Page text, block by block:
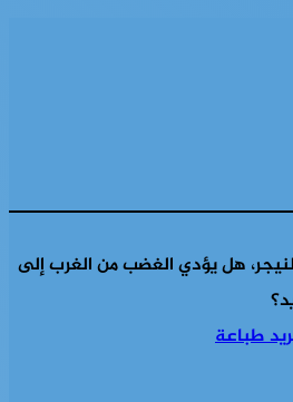
هل يؤدي الغضب من الغرب إلى
طباعة